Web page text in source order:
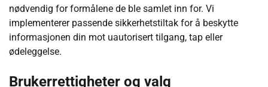
nødvendig for formålene de ble samlet inn for. Vi
implementerer passende sikkerhetstiltak for å beskytte
informasjonen din mot uautorisert tilgang, tap eller
ødeleggelse.
Brukerrettigheter og valg